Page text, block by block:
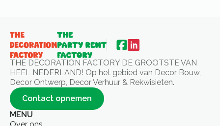
THE DECORATION FACTORY DE GROOTSTE VAN
HEEL NEDERLAND! Op het gebied van Decor Bouw,
Decor Ontwerp, Decor Verhuur & Rekwisieten.
Contact opnemen
MENU